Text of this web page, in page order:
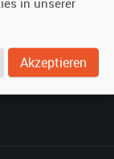
Akzeptieren